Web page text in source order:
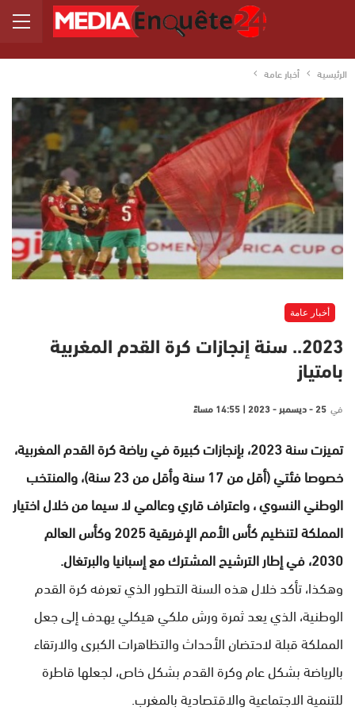
الرئيسية أخبار عامة
أخبار عامة
2023.. سنة إنجازات كرة القدم المغربية
بامتياز
في 25 - ديسمبر - 2023 | 14:55 مساءً
تميزت سنة 2023، بإنجازات كبيرة في رياضة كرة القدم المغربية،
خصوصا فئتي (أقل من 17 سنة وأقل من 23 سنة)، والمنتخب
الوطني النسوي ، واعتراف قاري وعالمي لا سيما من خلال اختيار
المملكة لتنظيم كأس الأمم الإفريقية 2025 وكأس العالم
2030، في إطار الترشيح المشترك مع إسبانيا والبرتغال.
وهكذا، تأكد خلال هذه السنة التطور الذي تعرفه كرة القدم
الوطنية، الذي يعد ثمرة ورش ملكي هيكلي يهدف إلى جعل
المملكة قبلة لاحتضان الأحداث والتظاهرات الكبرى والارتقاء
بالرياضة بشكل عام وكرة القدم بشكل خاص، لجعلها قاطرة
للتنمية الاجتماعية والاقتصادية بالمغرب.